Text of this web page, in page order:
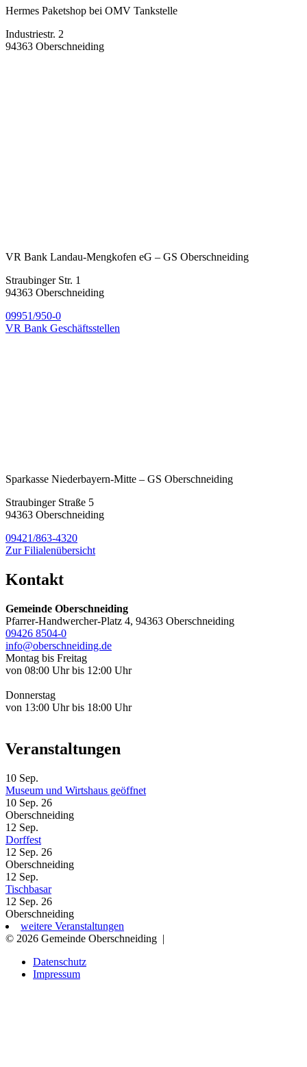
Hermes Paketshop bei OMV Tankstelle
Industriestr. 2
94363 Oberschneiding
VR Bank Landau-Mengkofen eG – GS Oberschneiding
Straubinger Str. 1
94363 Oberschneiding
09951/950-0
VR Bank Geschäftsstellen
Sparkasse Niederbayern-Mitte – GS Oberschneiding
Straubinger Straße 5
94363 Oberschneiding
09421/863-4320
Zur Filialenübersicht
Kontakt
Gemeinde Oberschneiding
Pfarrer-Handwercher-Platz 4, 94363 Oberschneiding
09426 8504-0
info@oberschneiding.de
Montag bis Freitag
von 08:00 Uhr bis 12:00 Uhr
Donnerstag
von 13:00 Uhr bis 18:00 Uhr
Veranstaltungen
10 Sep.
Museum und Wirtshaus geöffnet
10 Sep. 26
Oberschneiding
12 Sep.
Dorffest
12 Sep. 26
Oberschneiding
12 Sep.
Tischbasar
12 Sep. 26
Oberschneiding
weitere Veranstaltungen
© 2026 Gemeinde Oberschneiding |
Datenschutz
Impressum